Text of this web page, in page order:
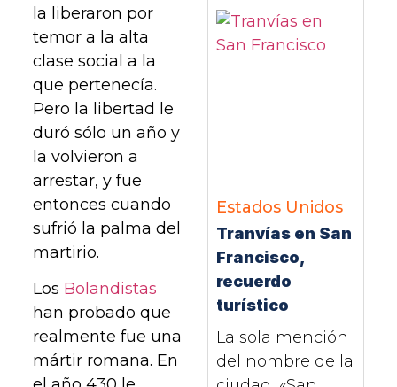
la liberaron por
temor a la alta
clase social a la
que pertenecía.
Pero la libertad le
duró sólo un año y
la volvieron a
arrestar, y fue
entonces cuando
sufrió la palma del
martirio.
Los Bolandistas
han probado que
realmente fue una
mártir romana. En
Estados Unidos
Tranvías en San
Francisco,
recuerdo
turístico
La sola mención
del nombre de la